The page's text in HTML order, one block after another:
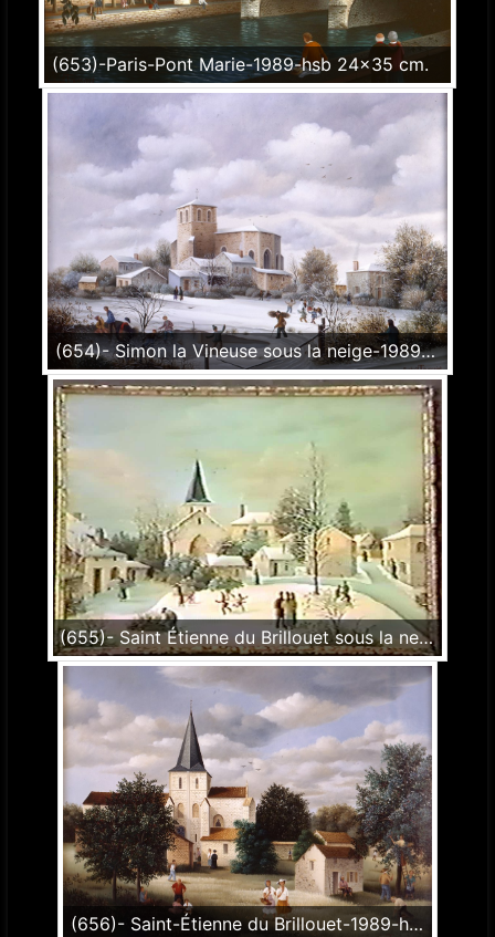
(653)-Paris-Pont Marie-1989-hsb 24x35 cm.
(654)- Simon la Vineuse sous la neige-1989-hsb 33x46cm.
(655)- Saint Étienne du Brillouet sous la neige – 24x35cm.
(656)- Saint-Étienne du Brillouet-1989-hsb 27x35 cm.